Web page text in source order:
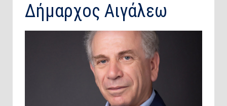
Δήμαρχος Αιγάλεω